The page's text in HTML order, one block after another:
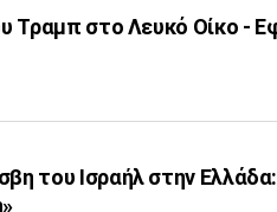
Τραμπ στο Λευκό Οίκο -
του Ισραήλ στην